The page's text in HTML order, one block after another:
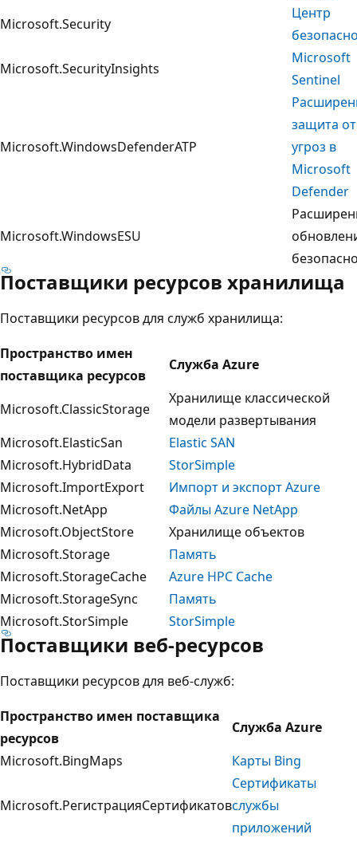
Microsoft.Security
Центр
Microsoft.SecurityInsights
Microsoft
Sentinel
Microsoft.WindowsDefenderATP
защита от
угроз в
Microsoft
Defender
Microsoft.WindowsESU
Поставщики ресурсов хранилища
Поставщики ресурсов для служб хранилища:
Пространство имен
поставщика ресурсов
Служба Azure
Microsoft.ClassicStorage
Хранилище классической
модели развертывания
Microsoft.ElasticSan
Elastic SAN
Microsoft.HybridData
StorSimple
Microsoft.ImportExport
Импорт и экспорт Azure
Microsoft.NetApp
Файлы Azure NetApp
Microsoft.ObjectStore
Хранилище объектов
Microsoft.Storage
Память
Microsoft.StorageCache
Azure HPC Cache
Microsoft.StorageSync
Память
Microsoft.StorSimple
StorSimple
Поставщики веб-ресурсов
Поставщики ресурсов для веб-служб:
Пространство имен поставщика
ресурсов
Служба Azure
Microsoft.BingMaps
Карты Bing
Microsoft.РегистрацияСертификатов
Сертификаты
службы
приложений